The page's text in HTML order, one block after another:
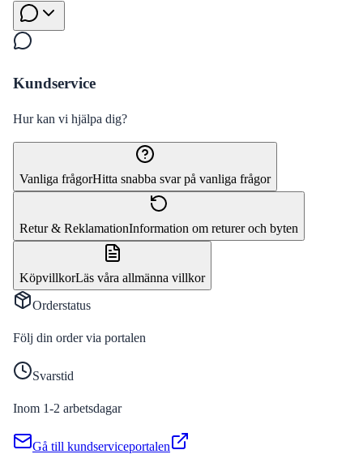
Kundservice
Hur kan vi hjälpa dig?
Vanliga frågorHitta snabba svar på vanliga frågor
Retur & ReklamationInformation om returer och byten
KöpvillkorLäs våra allmänna villkor
Orderstatus
Följ din order via portalen
Svarstid
Inom 1-2 arbetsdagar
Gå till kundserviceportalen